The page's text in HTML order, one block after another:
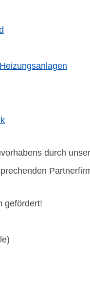
durch
gefördert!